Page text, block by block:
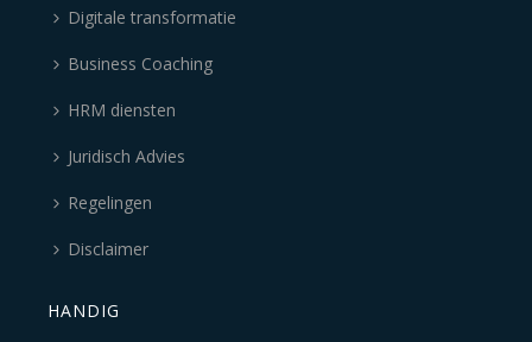
Digitale transformatie
Business Coaching
HRM diensten
Juridisch Advies
Regelingen
Disclaimer
HANDIG